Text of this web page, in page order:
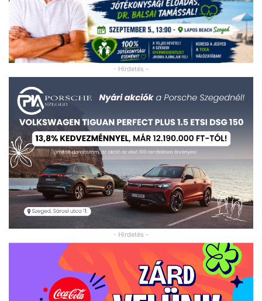
- Hirdetés -
- Hirdetés -